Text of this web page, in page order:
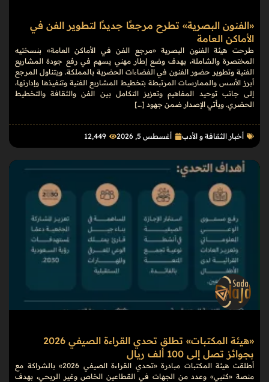
«الفنون البصرية» تطرح مرجعًا جديدًا لتطوير الفن في
الأماكن العامة
طرحت هيئة الفنون البصرية «مرجع الفن في الأماكن العامة» بنسختيه
المختصرة والشاملة، بهدف وضع إطار مهني يسهم في رفع جودة المشاريع
الفنية وتطوير حضور الفنون في الفضاءات الحضرية بالمملكة. ويتناول المرجع
أبرز الأسس والممارسات المرتبطة بتخطيط المشاريع الفنية وتنفيذها وإدارتها،
إلى جانب توحيد المفاهيم وتعزيز التكامل بين الفن والثقافة والتخطيط
الحضري. ويأتي الإصدار ضمن جهود […]
أخبار الثقافة و الأدب أغسطس 5, 2026 12٬449
«هيئة المكتبات» تطلق تحدي القراءة الصيفي 2026
بجوائز تصل إلى 100 ألف ريال
أطلقت هيئة المكتبات مبادرة «تحدي القراءة الصيفي 2026» بالشراكة مع
منصة «كتبي» وعدد من الجهات في القطاعين الخاص وغير الربحي، بهدف